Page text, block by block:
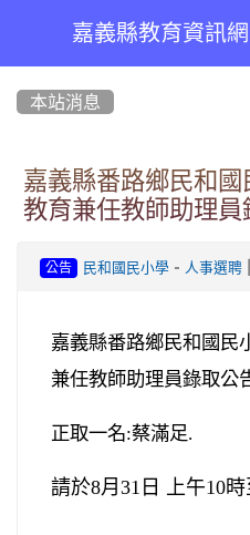
嘉義縣教育資訊網
本站消息
嘉義縣番路鄉民和
教育兼任教師助理員
公告 民和國民小學- 人事選聘|
嘉義縣番路鄉民和國民
兼任教師助理員錄取公
正取一名:蔡滿足.
請於8月 31 日 上午10